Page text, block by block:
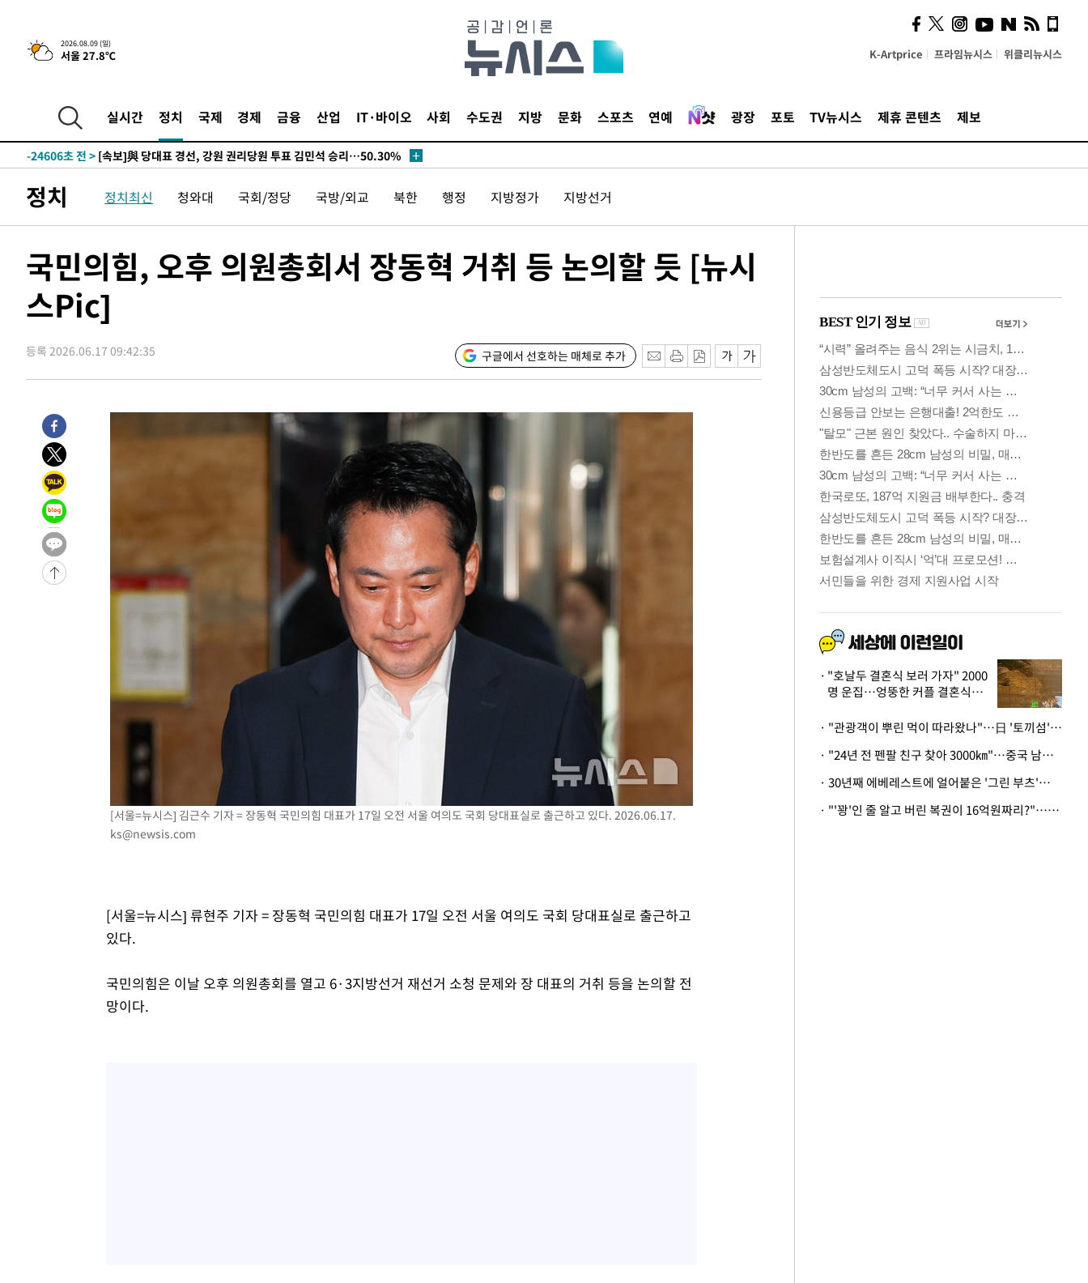
2026.08.09 (일)
서울 27.8℃ K-Artprice 프라임뉴시스 위클리뉴시스
실시간 정치 국제 경제 금융 산업 IT·바이오 사회 수도권 지방 문화 스포츠 연예 광장 포토 TV뉴시스 제휴 콘텐츠 제보
-25926초 전 >[속보]與 강원·TK 당원투표 합산 김민석 48.54%로 승리…정청래
44.40%
-25260초 전 > 與 강원·TK 당원투표 합산 김민석 46.01%로 승리…정청래
-24907초 전 >
[속보]與 당대표 경선, 경북 권리당원 투표 김민석 47.37%·정청래
45.71%
-24809초 전 >
46.35%
-24606초 전 > [속보]與 당대표 경선, 강원 권리당원 투표 김민석 승리…50.30%
-15166초 전 >
[속보]장은수, KLPGA 제주삼다수 역전 우승…데뷔 10년 차에 첫
-10531초 전 >"얼마나 더웠으면"…안동 물길공원서 헤엄친 구렁이 '소동'
-9730초 전 >'2경기 연속 침묵' 손흥민, 톨루카전 68분만 뛰고 슈팅 0개
-8482초 전 >
이강인, 오늘 서울서 AT마드리드 입단식…'전례 없는 특급대우'
1시간 전 > '여긴 20도, 저긴 50도'…열화상 카메라로 본 폭염 저감시설 '온도차'
3시간 전 >튀르키예 외무장관, "메카 3국 방위협정은 이란이 목표 아냐 " 밝혀
3시간 전 >이군이 불법 군시설 건설한 레바논 남부에서 레바논군 3명 폭발로 부상
-30974초 전 >
이강인 ATM 입단식에 '상암벌 들썩'…"세계적인 선수 되길"
-29970초 전 >
-27316초 전 >
AT마드리드 데뷔 앞둔 이강인, 맨시티전 선발 대신 '벤치 시작'
-25946초 전 >
[속보]與 강원·TK 당원투표 합산 김민석 48.54%로 승리…정청래
44.40%
-25280초 전 >
與 강원·TK 당원투표 합산 김민석 46.01%로 승리…정청래
44.53%
-25120초 전 >
[속보]與전대 권리당원투표…강원·경북 김민석, 대구 정청래 승리
-24927초 전 >
[속보]與 당대표 경선, 경북 권리당원 투표 김민석 47.37%·정청래
45.71%
-24829초 전 >
[속보]與 당대표 경선, 대구 권리당원 투표 정청래 47.82%·김민석
[속보]與 당대표 경선, 강원 권리당원 투표 김민석 승리…50.30%
"일본축구협회, 대한축구협회 성 접대 의혹 심판 조사"
[속보]장은수, KLPGA 제주삼다수 역전 우승…데뷔 10년 차에 첫
"얼마나 더웠으면"…안동 물길공원서 헤엄친 구렁이 '소동'
손흥민, 68분 뛰고 2경기 침묵…LAFC, 톨루카에 1-0 승리(종합)
'2경기 연속 침묵' 손흥민, 톨루카전 68분만 뛰고 슈팅 0개
이강인, 오늘 서울서 AT마드리드 입단식…'전례 없는 특급대우'
'여긴 20도, 저긴 50도'…열화상 카메라로 본 폭염 저감시설 '온도차'
콜롬비아 신임 우파 대통령 취임 하루만에 차량폭탄 폭발 사건
튀르키예 외무장관, "메카 3국 방위협정은 이란이 목표 아냐 " 밝혀
이군이 불법 군시설 건설한 레바논 남부에서 레바논군 3명 폭발로 부상
정치 정치최신 청와대 국회/정당 국방/외교 북한 행정 지방정가 지방선거
국민의힘, 오후 의원총회서 장동혁 거취 등 논의할 듯 [뉴시
스Pic]
등록 2026.06.17 09:42:35 구글에서 선호하는 매체로 추가
[서울=뉴시스] 김근수 기자 = 장동혁 국민의힘 대표가 17일 오전 서울 여의도 국회 당대표실로 출근하고 있다. 2026.06.17.
ks@newsis.com
[서울=뉴시스] 류현주 기자 = 장동혁 국민의힘 대표가 17일 오전 서울 여의도 국회 당대표실로 출근하고
있다.
국민의힘은 이날 오후 의원총회를 열고 6·3지방선거 재선거 소청 문제와 장 대표의 거취 등을 논의할 전
망이다.
사이 해답 찾았죠"…알을
깨고 나온 '초자아'
"호날두 결혼식 보러 가자" 2000
명 운집…엉뚱한 커플 결혼식에
· "관광객이 뿌린 먹이 따라왔나"…日 '토끼섬' 멧돼지, 토끼까지 사냥
· "24년 전 펜팔 친구 찾아 3000㎞"…중국 남성 사연에 '뭉클'
· 30년째 에베레스트에 얼어붙은 '그린 부츠'…드디어 가족 품으로
· "'꽝'인 줄 알고 버린 복권이 16억원짜리?"…극적으로 되찾은 사연